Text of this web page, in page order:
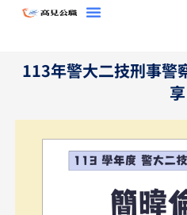
113年警大二技刑事警
享